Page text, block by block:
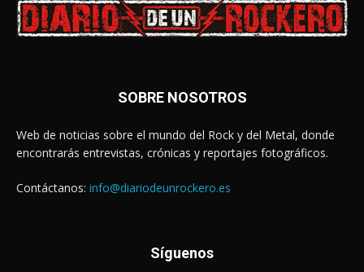
SOBRE NOSOTROS
Web de noticias sobre el mundo del Rock y del Metal, donde
encontrarás entrevistas, crónicas y reportajes fotográficos.
Contáctanos: info@diariodeunrockero.es
Síguenos